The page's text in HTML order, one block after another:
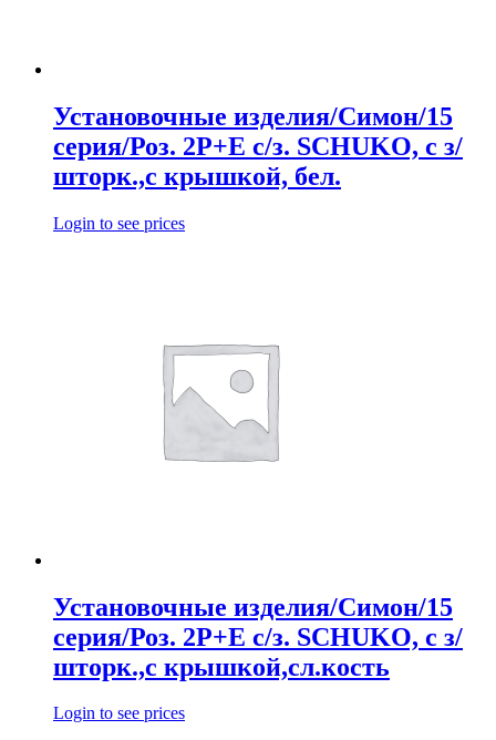
Установочные изделия/Симон/15
серия/Роз. 2Р+Е с/з. SCHUKO, с з/
шторк.,с крышкой, бел.
Login to see prices
Установочные изделия/Симон/15
серия/Роз. 2Р+Е с/з. SCHUKO, с з/
шторк.,с крышкой,сл.кость
Login to see prices